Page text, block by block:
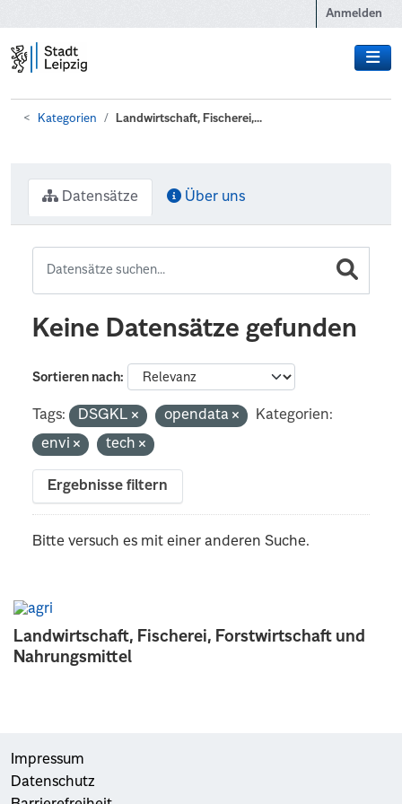
Anmelden
Kategorien Landwirtschaft, Fischerei,...
Landwirtschaft, Fischerei, Forstwirtschaft und
Nahrungsmittel
Datensätze Über uns
Keine Datensätze gefunden
Sortieren nach
Tags: DSGKL opendata
Kategorien:
envi
tech
Ergebnisse filtern
Bitte versuch es mit einer anderen Suche.
Impressum
Datenschutz